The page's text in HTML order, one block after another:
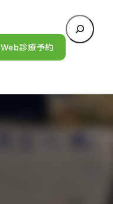
Web診療予約
検
索